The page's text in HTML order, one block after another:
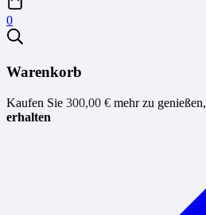
0
Warenkorb
Kaufen Sie 300,00 € mehr zu genießen,
erhalten